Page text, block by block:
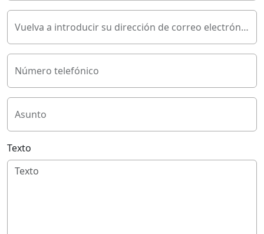
Vuelva a introducir su dirección de correo electrónico
Número telefónico
Asunto
Texto